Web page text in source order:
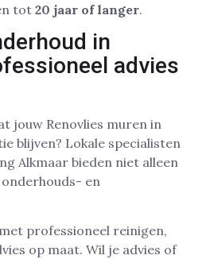
tot 20 jaar of langer.
in
advies
jouw Renovlies muren in
blijven? Lokale specialisten
Alkmaar bieden niet alleen
en
professioneel reinigen,
op maat. Wil je advies of